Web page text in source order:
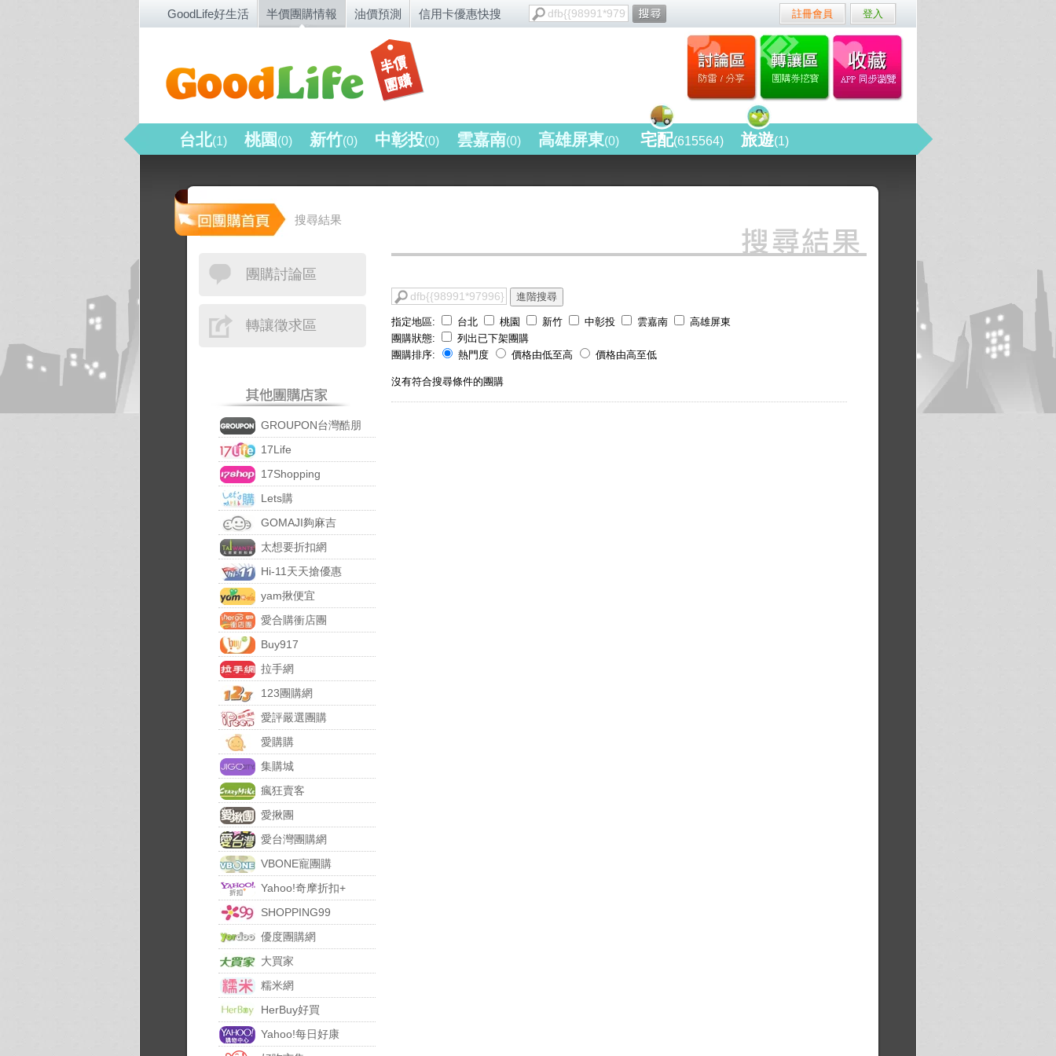
GoodLife好生活 半價團購情報 油價預測 信用卡優惠快搜 註冊會員 登入
台北(1) 桃園 (0) 新竹(0) 中彰投(0) 雲嘉南(0) 高雄屏東(0) 宅配(615564) 旅遊(1)
搜尋結果
團購討論區
轉讓徵求區
GROUPON台灣酷朋
17Life
17Shopping
Lets購
GOMAJI夠麻吉
太想要折扣網
Hi-11天天搶優惠
yam揪便宜
愛合購衝店團
Buy917
拉手網
123團購網
愛評嚴選團購
愛購購
集購城
瘋狂賣客
愛揪團
愛台灣團購網
VBONE寵團購
Yahoo!奇摩折扣+
SHOPPING99
優度團購網
大買家
糯米網
HerBuy好買
Yahoo!每日好康
進階搜尋
指定地區: 台北 桃園 新竹 中彰投 雲嘉南
高雄屏東
團購狀態:
列出已下架團購
團購排序:
熱門度 價格由低至高 價格由高至低
沒有符合搜尋條件的團購